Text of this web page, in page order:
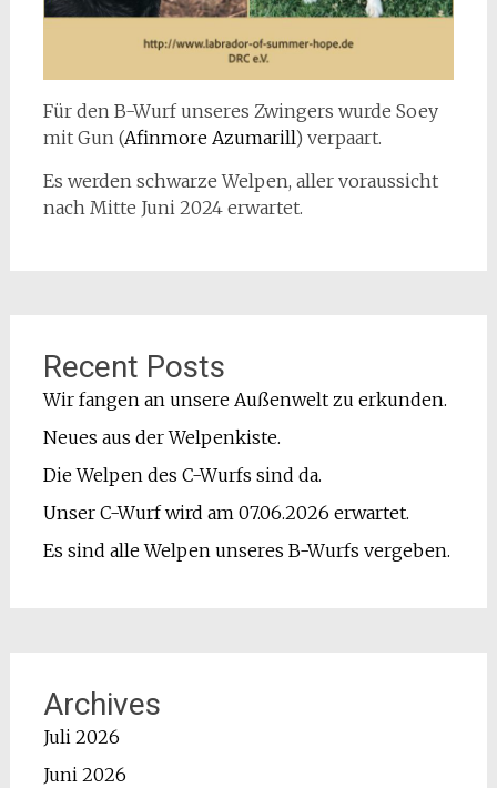
Für den B-Wurf unseres Zwingers wurde Soey
mit Gun (Afinmore Azumarill) verpaart.
Es werden schwarze Welpen, aller voraussicht
nach Mitte Juni 2024 erwartet.
Recent Posts
Wir fangen an unsere Außenwelt zu erkunden.
Neues aus der Welpenkiste.
Die Welpen des C-Wurfs sind da.
Unser C-Wurf wird am 07.06.2026 erwartet.
Es sind alle Welpen unseres B-Wurfs vergeben.
Archives
Juli 2026
Juni 2026